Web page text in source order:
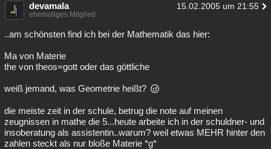
devamala 15.02.2005 um 21:55
ehemaliges Mitglied
..am schönsten find ich bei der Mathematik das hier:
Ma von Materie
the von theos=gott oder das göttliche
weiß jemand, was Geometrie heißt?
die meiste zeit in der schule, betrug die note auf meinen
zeugnissen in mathe die 5...heute arbeite ich in der schuldner- und
insoberatung als assistentin..warum? weil etwas MEHR hinter den
zahlen steckt als nur bloße Materie *g*